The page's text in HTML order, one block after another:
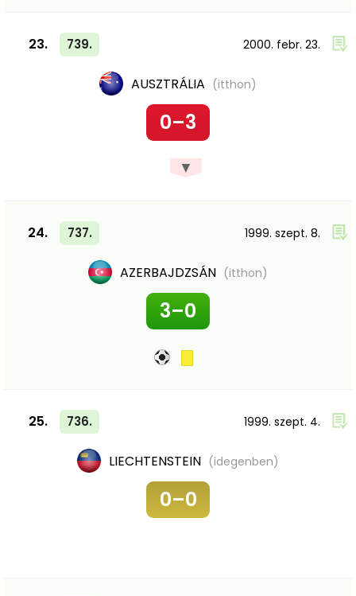
23. 739. 2000. febr. 23.
AUSZTRÁLIA (itthon)
0–3
▼
24. 737. 1999. szept. 8.
AZERBAJDZSÁN (itthon)
3–0
25. 736. 1999. szept. 4.
LIECHTENSTEIN (idegenben)
0–0